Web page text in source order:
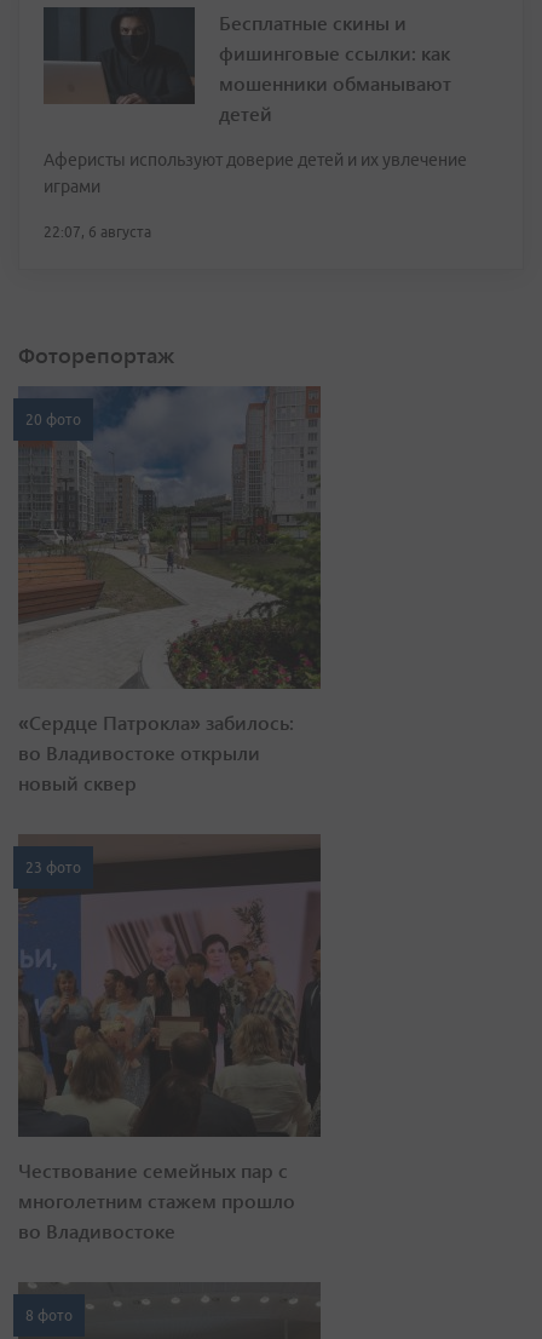
Бесплатные скины и
фишинговые ссылки: как
мошенники обманывают
детей
Аферисты используют доверие детей и их увлечение
играми
22:07, 6 августа
Фоторепортаж
20 фото
«Сердце Патрокла» забилось:
во Владивостоке открыли
новый сквер
23 фото
Чествование семейных пар с
многолетним стажем прошло
во Владивостоке
8 фото